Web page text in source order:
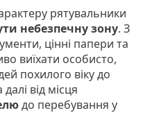
рятувальники
небезпечну зону. З
цінні папери та
виїхати особисто,
похилого віку до
від місця
до перебування у